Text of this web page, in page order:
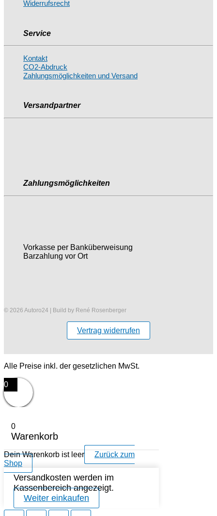
Widerrufsrecht
Service
Kontakt
CO2-Abdruck
Zahlungsmöglichkeiten und Versand
Versandpartner
Zahlungsmöglichkeiten
Vorkasse per Banküberweisung
Barzahlung vor Ort
© 2026 Autoro24 | Build by René Rosenberger
Vertrag widerrufen
Alle Preise inkl. der gesetzlichen MwSt.
0
0
Warenkorb
Dein Warenkorb ist leer
Zurück zum
Shop
Versandkosten werden im
Kassenbereich angezeigt.
Weiter einkaufen